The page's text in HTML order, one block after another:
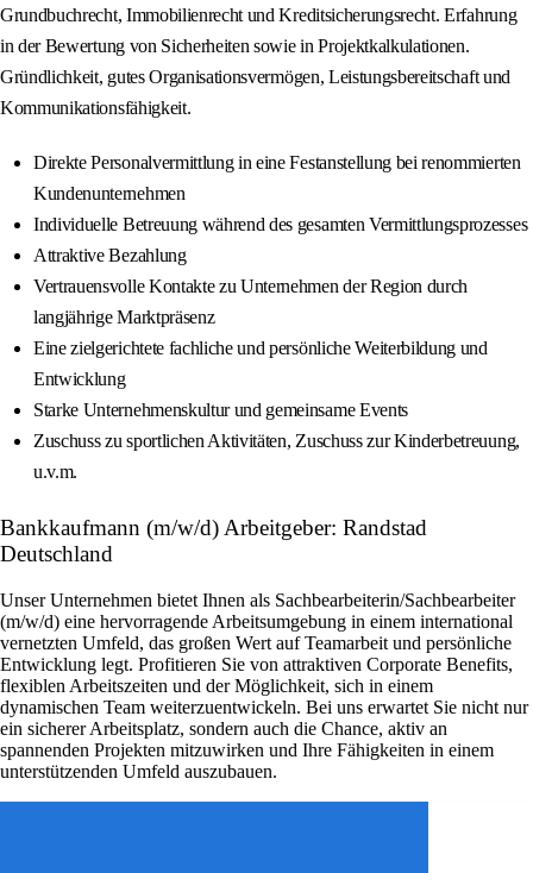
Grundbuchrecht, Immobilienrecht und Kreditsicherungsrecht. Erfahrung
in der Bewertung von Sicherheiten sowie in Projektkalkulationen.
Gründlichkeit, gutes Organisationsvermögen, Leistungsbereitschaft und
Kommunikationsfähigkeit.
Direkte Personalvermittlung in eine Festanstellung bei renommierten
Kundenunternehmen
Individuelle Betreuung während des gesamten Vermittlungsprozesses
Attraktive Bezahlung
Vertrauensvolle Kontakte zu Unternehmen der Region durch
langjährige Marktpräsenz
Eine zielgerichtete fachliche und persönliche Weiterbildung und
Entwicklung
Starke Unternehmenskultur und gemeinsame Events
Zuschuss zu sportlichen Aktivitäten, Zuschuss zur Kinderbetreuung,
u.v.m.
Bankkaufmann (m/w/d) Arbeitgeber: Randstad
Deutschland
Unser Unternehmen bietet Ihnen als Sachbearbeiterin/Sachbearbeiter
(m/w/d) eine hervorragende Arbeitsumgebung in einem international
vernetzten Umfeld, das großen Wert auf Teamarbeit und persönliche
Entwicklung legt. Profitieren Sie von attraktiven Corporate Benefits,
flexiblen Arbeitszeiten und der Möglichkeit, sich in einem
dynamischen Team weiterzuentwickeln. Bei uns erwartet Sie nicht nur
ein sicherer Arbeitsplatz, sondern auch die Chance, aktiv an
spannenden Projekten mitzuwirken und Ihre Fähigkeiten in einem
unterstützenden Umfeld auszubauen.